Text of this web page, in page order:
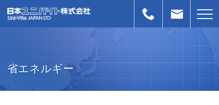
省エネルギー